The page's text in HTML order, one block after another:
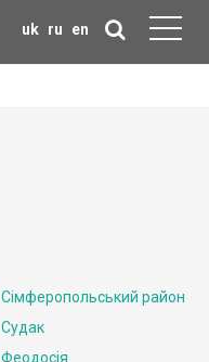
uk ru en
Сімферопольський район
Судак
Феодосія